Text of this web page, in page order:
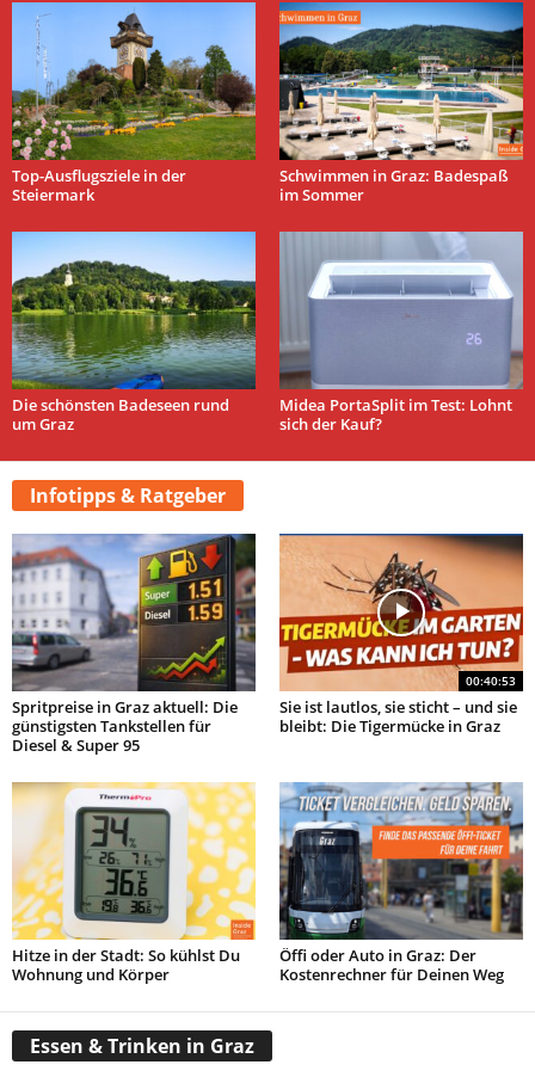
Top-Ausflugsziele in der
Steiermark
Schwimmen in Graz: Badespaß
im Sommer
Die schönsten Badeseen rund
um Graz
Midea PortaSplit im Test: Lohnt
sich der Kauf?
Infotipps & Ratgeber
Spritpreise in Graz aktuell: Die
günstigsten Tankstellen für
Diesel & Super 95
00:40:53
Sie ist lautlos, sie sticht – und sie
bleibt: Die Tigermücke in Graz
Hitze in der Stadt: So kühlst Du
Wohnung und Körper
Öffi oder Auto in Graz: Der
Kostenrechner für Deinen Weg
Essen & Trinken in Graz